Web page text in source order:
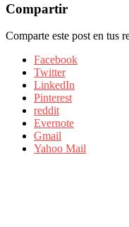
Compartir
Comparte este post en tus
Facebook
Twitter
LinkedIn
Pinterest
reddit
Evernote
Gmail
Yahoo Mail